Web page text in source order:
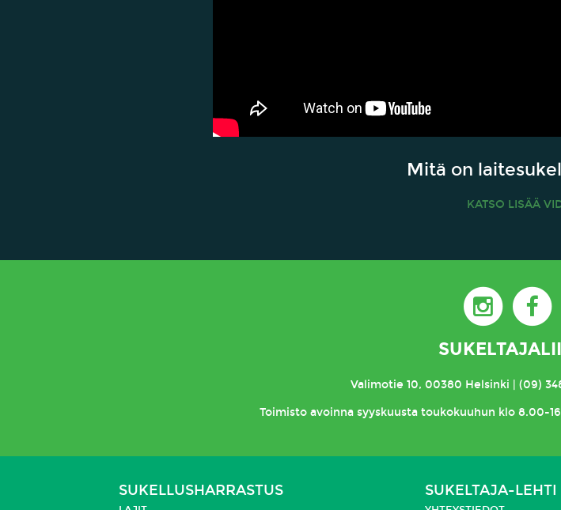
Mitä on
KATSO LISÄÄ
Valimotie 10, 00380 Helsinki | (09)
Toimistoavoinna syyskuusta toukokuuhun klo 8.00-
SUKELLUSHARRASTUS SUKELTAJA-LEHTI